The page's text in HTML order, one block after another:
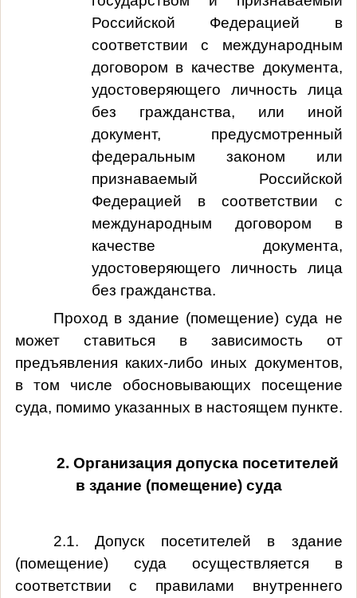
Российской Федерацией в
соответствии с международным
договором в качестве документа,
удостоверяющего личность лица
без гражданства, или иной
документ, предусмотренный
федеральным законом или
признаваемый Российской
Федерацией в соответствии с
международным договором в
качестве документа,
удостоверяющего личность лица
без гражданства.
Проход в здание (помещение) суда не
может ставиться в зависимость от
предъявления каких-либо иных документов,
в том числе обосновывающих посещение
суда, помимо указанных в настоящем пункте.
2. Организация допуска посетителей
в здание (помещение) суда
2.1. Допуск посетителей в здание
(помещение) суда осуществляется в
соответствии с правилами внутреннего